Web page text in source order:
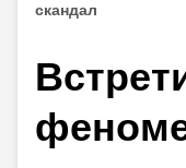
скандал